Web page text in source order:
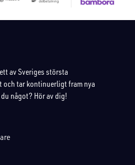
av Sveriges största
och tar kontinuerligt fram nya
något? Hör av dig!